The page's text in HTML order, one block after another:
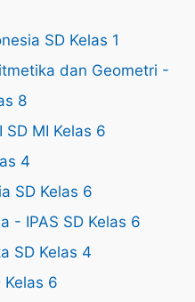
SD Kelas 1
dan Geometri -
8
MI Kelas 6
4
SD Kelas 6
- IPAS SD Kelas 6
SD Kelas 4
Kelas 6